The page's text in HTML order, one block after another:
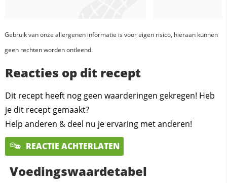
Gebruik van onze allergenen informatie is voor eigen risico, hieraan kunnen
geen rechten worden ontleend.
Reacties op dit recept
Dit recept heeft nog geen waarderingen gekregen! Heb
je dit recept gemaakt?
Help anderen & deel nu je ervaring met anderen!
REACTIE ACHTERLATEN
Voedingswaardetabel